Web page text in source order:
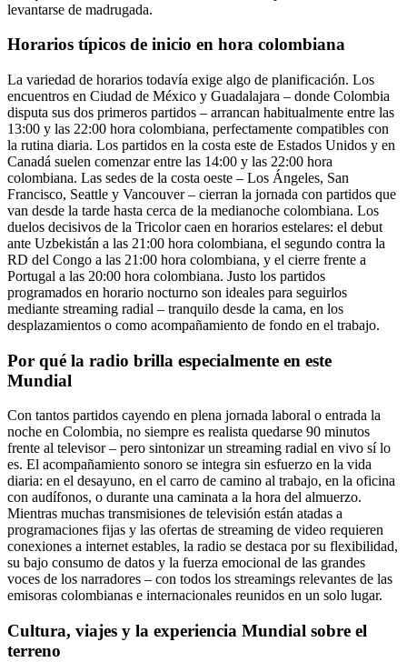
levantarse de madrugada.
Horarios típicos de inicio en hora colombiana
La variedad de horarios todavía exige algo de planificación. Los
encuentros en Ciudad de México y Guadalajara – donde Colombia
disputa sus dos primeros partidos – arrancan habitualmente entre las
13:00 y las 22:00 hora colombiana, perfectamente compatibles con
la rutina diaria. Los partidos en la costa este de Estados Unidos y en
Canadá suelen comenzar entre las 14:00 y las 22:00 hora
colombiana. Las sedes de la costa oeste – Los Ángeles, San
Francisco, Seattle y Vancouver – cierran la jornada con partidos que
van desde la tarde hasta cerca de la medianoche colombiana. Los
duelos decisivos de la Tricolor caen en horarios estelares: el debut
ante Uzbekistán a las 21:00 hora colombiana, el segundo contra la
RD del Congo a las 21:00 hora colombiana, y el cierre frente a
Portugal a las 20:00 hora colombiana. Justo los partidos
programados en horario nocturno son ideales para seguirlos
mediante streaming radial – tranquilo desde la cama, en los
desplazamientos o como acompañamiento de fondo en el trabajo.
Por qué la radio brilla especialmente en este
Mundial
Con tantos partidos cayendo en plena jornada laboral o entrada la
noche en Colombia, no siempre es realista quedarse 90 minutos
frente al televisor – pero sintonizar un streaming radial en vivo sí lo
es. El acompañamiento sonoro se integra sin esfuerzo en la vida
diaria: en el desayuno, en el carro de camino al trabajo, en la oficina
con audífonos, o durante una caminata a la hora del almuerzo.
Mientras muchas transmisiones de televisión están atadas a
programaciones fijas y las ofertas de streaming de video requieren
conexiones a internet estables, la radio se destaca por su flexibilidad,
su bajo consumo de datos y la fuerza emocional de las grandes
voces de los narradores – con todos los streamings relevantes de las
emisoras colombianas e internacionales reunidos en un solo lugar.
Cultura, viajes y la experiencia Mundial sobre el
terreno